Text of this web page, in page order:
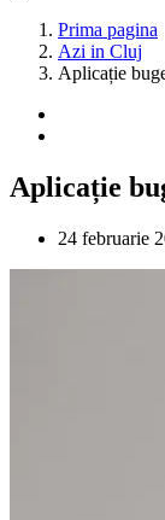
Prima pagina
Azi in Cluj
Aplicație
Aplicație
24 februarie